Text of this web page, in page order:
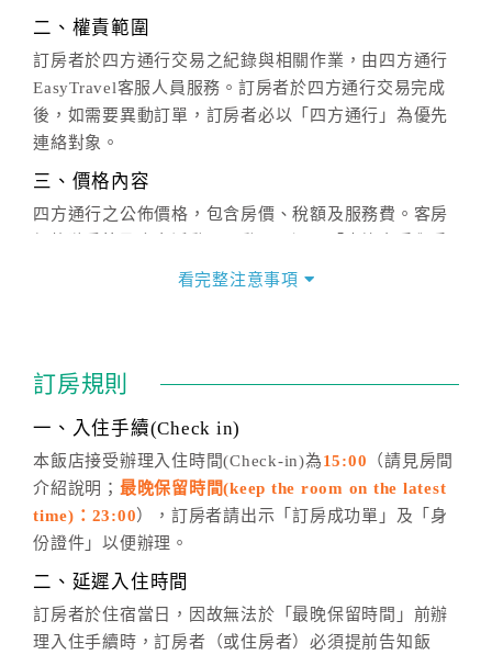
二、權責範圍
訂房者於四方通行交易之紀錄與相關作業，由四方通行
EasyTravel客服人員服務。訂房者於四方通行交易完成
後，如需要異動訂單，訂房者必以「四方通行」為優先
連絡對象。
三、價格內容
四方通行之公佈價格，包含房價、稅額及服務費。客房
價」之當日價格為標準。
話方式異動訂單。
※非客服時間之申辦異動，皆為次日計算及辦理。
五、客服時間
週一至週日，上午9:00～晚上6:00
六、聯絡方式
(07)9682715 。
看完整注意事項
訂房規則
一、入住手續(Check in)
本飯店接受辦理入住時間(Check-in)為15:00 （請見房間
介紹說明； 最晚保留時間(keep the room on the latest
time)：23:00），訂房者請出示「訂房成功單」及「身
份證件」以便辦理。
二、延遲入住時間
訂房者於住宿當日，因故無法於「最晚保留時間」前辦
理入住手續時，訂房者（或住房者）必須提前告知飯